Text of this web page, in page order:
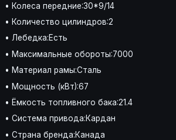
• Колеса передние:30*9/14
• Количество цилиндров:2
• Лебедка:Есть
• Максимальные обороты:7000
• Материал рамы:Сталь
• Мощность (кВт):67
• Ёмкость топливного бака:21.4
• Система привода:Кардан
• Страна бренда:Канада